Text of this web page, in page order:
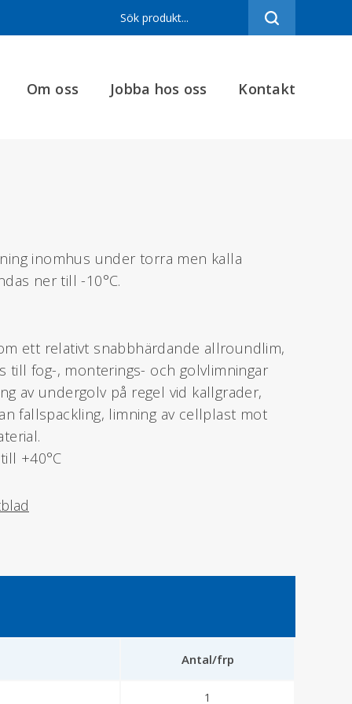
Om oss Jobba hos oss Kontakt
inomhus under torra men kalla
ner till -10°C.
ett relativt snabbhärdande allroundlim,
till fog-, monterings- och golvlimningar
av undergolv på regel vid kallgrader,
fallspackling, limning av cellplast mot
+40°C
Antal/frp
1
Sortiment